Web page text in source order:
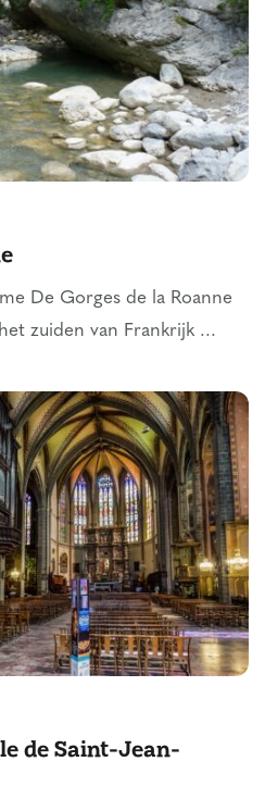
De Gorges de la Roanne
zuiden van Frankrijk ...
de Saint-Jean-